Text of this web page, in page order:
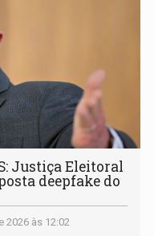
Justiça Eleitoral
deepfake do
2026 às 12:02